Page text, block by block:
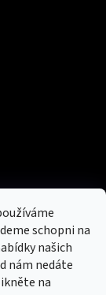
schopni na
našich
nám nedáte
na